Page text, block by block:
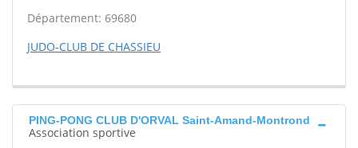
Département: 69680
JUDO-CLUB DE CHASSIEU
PING-PONG CLUB D'ORVAL Saint-Amand-Montrond
Association sportive